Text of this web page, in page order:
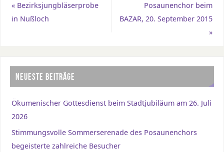
«Bezirksjungbläserprobe
in Nußloch
Posaunenchor beim
BAZAR, 20. September 2015
»
NEUESTE BEITRÄGE
Ökumenischer Gottesdienst beim Stadtjubiläum am 26. Juli
2026
Stimmungsvolle Sommerserenade des Posaunenchors
begeisterte zahlreiche Besucher